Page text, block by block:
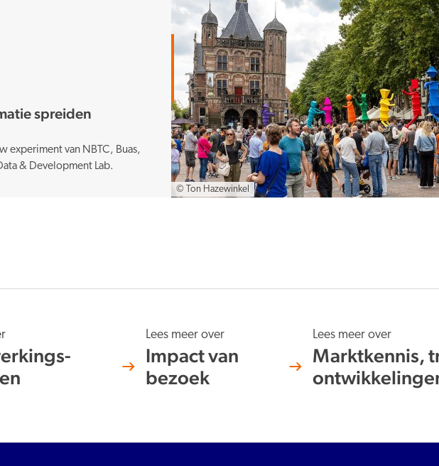
© Ton Hazewinkel
spreiden
experiment van NBTC, Buas,
& Development Lab.
Lees meer over
Impact van
bezoek
Lees meer over
Marktkennis,